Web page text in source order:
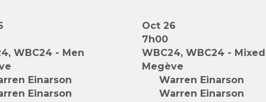
WBC24 - Men
Einarson
Einarson
Oct 26
7h00
WBC24, WBC24 - Mixed
Megève
Warren Einarson
Warren Einarson